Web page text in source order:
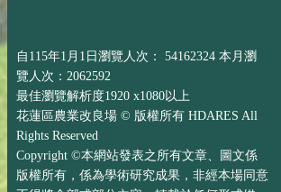
自115年1月1日瀏覽人次： 54162324 本月瀏
覽人次：2062592
最佳瀏覽解析度1920 x1080以上
花蓮區農業改良場 © 版權所有 HDARES All
Rights Reserved
Copyright ©本網站發表之所有文章、圖文係
版權所有，係為學術研究成果，非經本場同意